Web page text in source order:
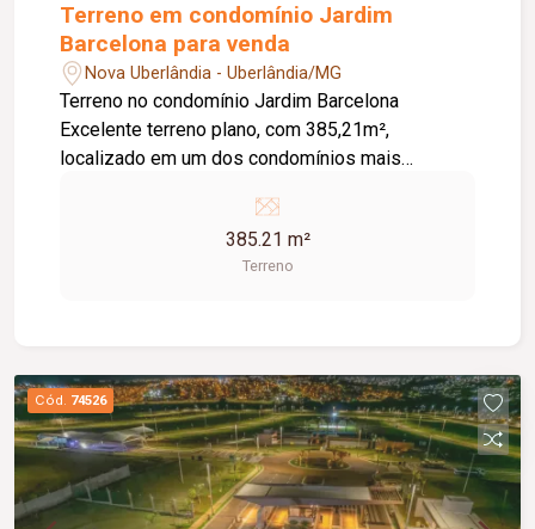
Terreno em condomínio Jardim
Barcelona para venda
Nova Uberlândia - Uberlândia/MG
Terreno no condomínio Jardim Barcelona
Excelente terreno plano, com 385,21m²,
localizado em um dos condomínios mais
residência de alto padrão
385.21 m²
Terreno
Cód. 74526